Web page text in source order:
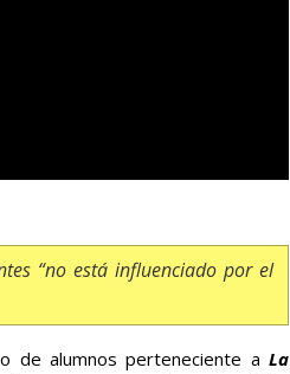
“no está influenciado por el
de alumnos perteneciente aLa